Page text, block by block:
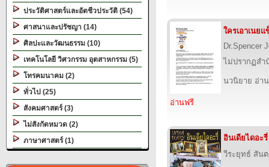
ประวัติศาสตร์และอัตชีวประวัติ (54)
ศาสนาและปรัชญา (14)
ศิลปะและวัฒนธรรม (10)
เทคโนโลยี วิศวกรรม อุตสาหกรรม (5)
โทรคมนาคม (2)
ทั่วไป (25)
สังคมศาสตร์ (3)
ไม่สังกัดหมวด (2)
ภาษาศาสตร์ (1)
ใครเอาเนย
Dr.Spencer
ไม่ปรากฏส
นวนิยาย อ่า
อ่านฟรี
อินเดียไดอะรี่
วีระยุทธ์ สัน